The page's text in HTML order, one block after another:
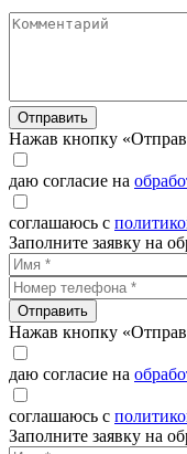
Отправить
Нажав кнопку
даю согласие на
соглашаюсь с
Заполните заявку на
Отправить
Нажав кнопку
даю согласие на
соглашаюсь с
Заполните заявку на